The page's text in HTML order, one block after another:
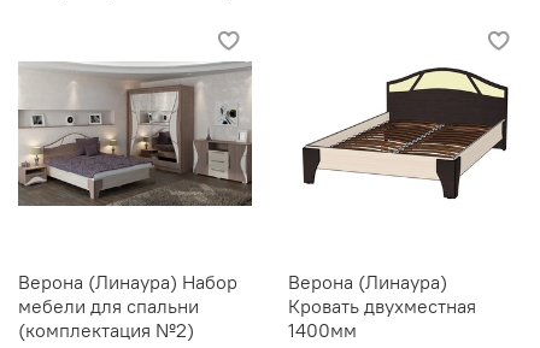
Верона (Линаура) Набор
мебели для спальни
(комплектация №2)
Верона (Линаура)
Кровать двухместная
1400мм